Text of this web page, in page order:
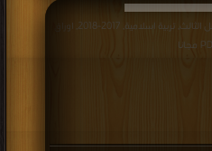
قراءة و تحميل كتاب الصف الثامن, الفصل الثالث, تربية اسلامية, 2017-2018, اوراق